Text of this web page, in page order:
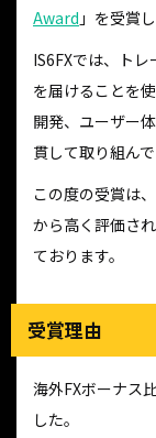
Award 」を受賞
IS6FXでは、ト
を届けることを
開発、ユーザー
貫して取り組ん
この度の受賞は
から高く評価さ
ております。
受賞理由
海外FXボーナス
した。